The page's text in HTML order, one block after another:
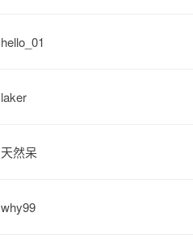
hello_01
laker
天然呆
why99